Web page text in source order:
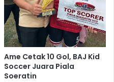
Ame Cetak 10 Gol, BAJ Kid
Soccer Juara Piala
Soeratin